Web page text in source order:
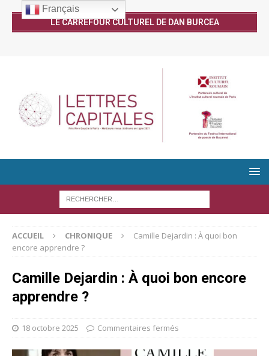
LE CARREFOUR CULTUREL DE DAN BURCEA
ACCUEIL CHRONIQUE
Camille Dejardin : À quoi bon
encore apprendre ?
Camille Dejardin : À quoi bon encore
apprendre ?
18 octobre 2025 Commentaires fermés
Français